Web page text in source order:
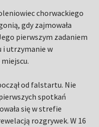
chorwackiego
gdy zajmowała
pierwszym zadaniem
i utrzymanie w
od falstartu. Nie
spotkań
się w strefie
rozgrywek. W 16